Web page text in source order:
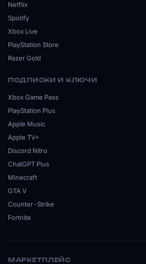
Netflix
Spotify
Xbox Live
PlayStation Store
Razer Gold
ПОДПИСКИ И КЛЮЧИ
Xbox Game Pass
PlayStation Plus
Apple Music
Apple TV+
Discord Nitro
ChatGPT Plus
Minecraft
GTA V
Counter-Strike
Fortnite
МАРКЕТПЛЕЙС